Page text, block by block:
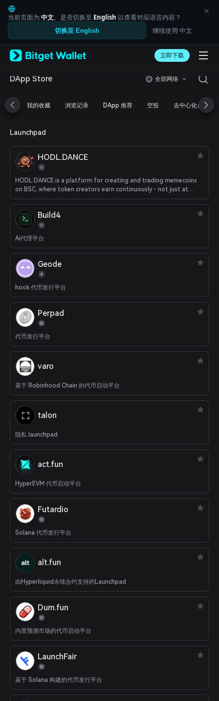
English
日本語
Tiếng Việt
Русский
Español (Latinoamérica)
Türkçe
Français
简体中文
繁體中文
Bahasa Indonesia
العربية
Español
Português (Brasil)
Español (Argentina)
当前页面为 中文。是否切换至 English 以查看对应语言内容？
切换至 English 继续使用 中文
立即下载
DApp Store 全部网络
我的收藏 浏览记录 DApp 推荐 空投 去中心化金融
Launchpad
HODL.DANCE
HODL.DANCE is a platform for creating and trading memecoins
on BSC, where token creators earn continuously - not just at
launch, but throughout the entire life of their project.
Build4
Ai代理平台
Geode
hook 代币发行平台
Perpad
代币发行平台
varo
基于 Robinhood Chain 的代币启动平台
talon
隐私 launchpad
act.fun
HyperEVM 代币启动平台
Futardio
Solana 代币发行平台
alt.fun
由Hyperliquid永续合约支持的Launchpad
Dum.fun
内置预测市场的代币启动平台
LaunchFair
基于 Solana 构建的代币发行平台